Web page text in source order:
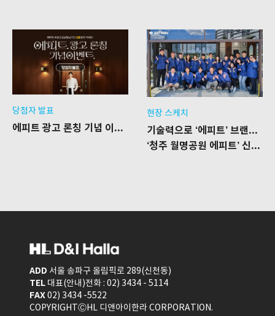
당첨자 발표
에피트 광고 론칭 기념 이벤트 당첨자 발표
현장 스케치
기술력으로 ‘에피트’ 브랜드의 가치를 증명하다
‘청주 월명공원 에피트’ 신축 공사 현장
ADD 서울 송파구 올림픽로 289(신천동)
TEL 대표(안내)전화 : 02) 3434 - 5114
FAX02) 3434 -5522
COPYRIGHTⒸHL 디앤아이한라 CORPORATION.